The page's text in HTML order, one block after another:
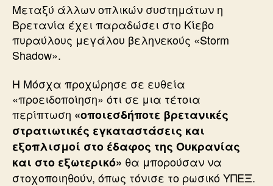
Μεταξύ άλλων οπλικών συστημάτων η
Βρετανία έχει παραδώσει στο Κίεβο
πυραύλους μεγάλου βεληνεκούς «Storm
Shadow».
Η Μόσχα προχώρησε σε ευθεία
«προειδοποίηση» ότι σε μια τέτοια
περίπτωση «οποιεσδήποτε βρετανικές
στρατιωτικές εγκαταστάσεις και
εξοπλισμοί στο έδαφος της Ουκρανίας
και στο εξωτερικό» θα μπορούσαν να
στοχοποιηθούν, όπως τόνισε το ρωσικό ΥΠΕΞ.